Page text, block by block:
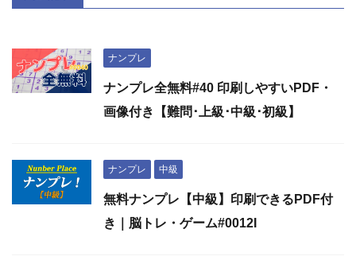
ナンプレ
ナンプレ全無料#40 印刷しやすいPDF・
画像付き【難問･上級･中級･初級】
ナンプレ 中級
無料ナンプレ【中級】印刷できるPDF付
き｜脳トレ・ゲーム#0012I